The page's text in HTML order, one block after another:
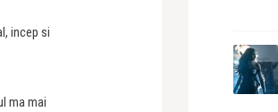
incep si
ma mai